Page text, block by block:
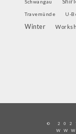
Schwangau
Travemünde U-
Winter
©